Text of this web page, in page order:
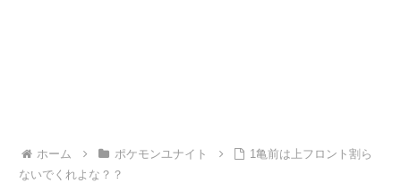
ホーム ポケモンユナイト
1亀前は上フロント割ら
ないでくれよな？？